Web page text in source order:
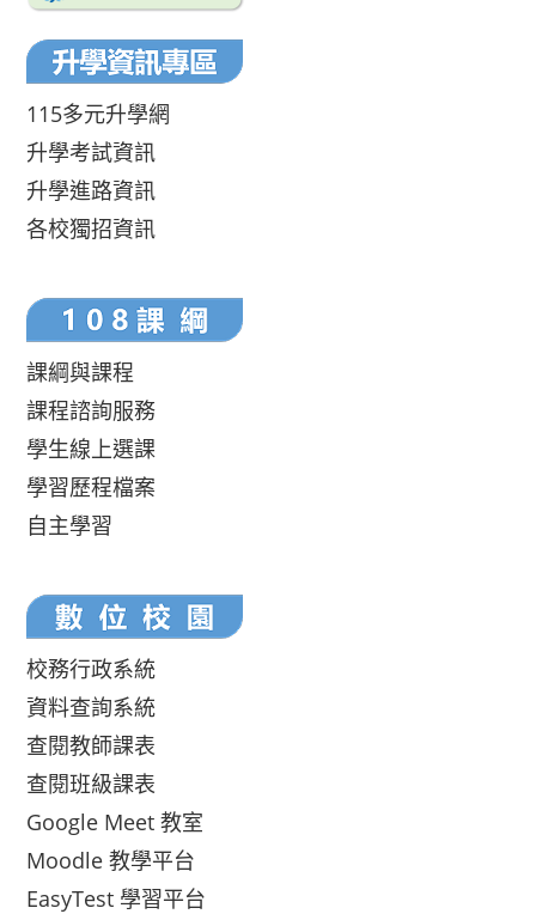
115多元升學網
升學考試資訊
升學進路資訊
各校獨招資訊
課綱與課程
課程諮詢服務
學生線上選課
學習歷程檔案
自主學習
校務行政系統
資料查詢系統
查閱教師課表
查閱班級課表
Google Meet 教室
Moodle 教學平台
EasyTest 學習平台